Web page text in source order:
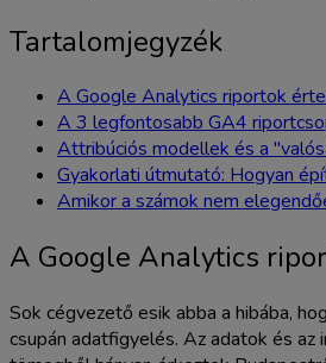
Tartalomjegyzék
A Google Analytics riportok
A 3 legfontosabb GA4
Attribúciós modellek és a
Gyakorlati útmutató: Hogyan
Amikor a számok nem
A Google Analytics
Sok cégvezető esik abba a hibába,
csupán adatfigyelés. Az adatok és